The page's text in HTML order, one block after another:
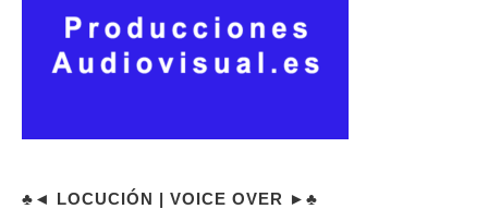
♣◄ LOCUCIÓN | VOICE OVER ►♣